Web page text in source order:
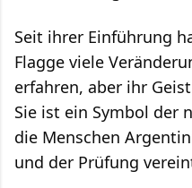
Seit ihrer Einführung
Flagge viele
erfahren, aber ihr
Sie ist ein Symbol der
die Menschen
und der Prüfung